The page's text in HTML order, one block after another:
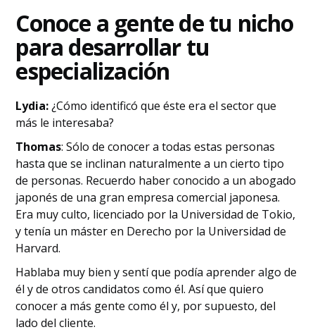
Conoce a gente de tu nicho
para desarrollar tu
especialización
Lydia:¿Cómo identificó que éste era el sector que
más le interesaba?
Thomas: Sólo de conocer a todas estas personas
hasta que se inclinan naturalmente a un cierto tipo
de personas. Recuerdo haber conocido a un abogado
japonés de una gran empresa comercial japonesa.
Era muy culto, licenciado por la Universidad de Tokio,
y tenía un máster en Derecho por la Universidad de
Harvard.
Hablaba muy bien y sentí que podía aprender algo de
él y de otros candidatos como él. Así que quiero
conocer a más gente como él y, por supuesto, del
lado del cliente.